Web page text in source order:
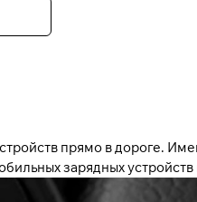
прямо в дороге.
зарядных